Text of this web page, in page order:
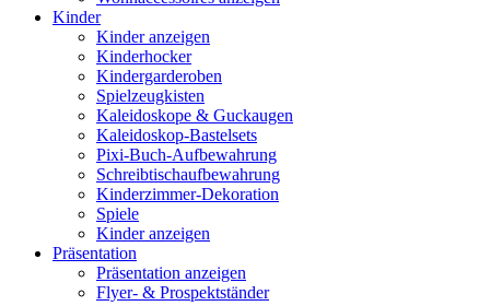
Kinder
Kinder anzeigen
Kinderhocker
Kindergarderoben
Spielzeugkisten
Kaleidoskope & Guckaugen
Kaleidoskop-Bastelsets
Pixi-Buch-Aufbewahrung
Schreibtischaufbewahrung
Kinderzimmer-Dekoration
Spiele
Kinder anzeigen
Präsentation
Präsentation anzeigen
Flyer- & Prospektständer